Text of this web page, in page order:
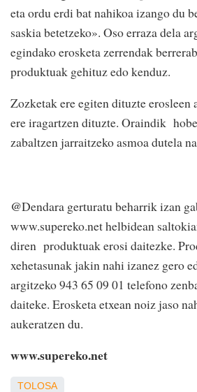
eta ordu erdi bat nahikoa izango du
saskia betetzeko». Oso erraza dela
egindako erosketa zerrendak
produktuak gehituz edo kenduz.
Zozketak ere egiten dituzte erosleen
ere iragartzen dituzte. Oraindik
zabaltzen jarraitzeko asmoa dutela
@Dendara gerturatu beharrik izan
www.supereko.net helbidean
diren produktuak erosi daitezke.
xehetasunak jakin nahi izanez gero
argitzeko 943 65 09 01 telefono
daiteke. Erosketa etxean noiz jaso
aukeratzen du.
www.supereko.net
TOLOSA